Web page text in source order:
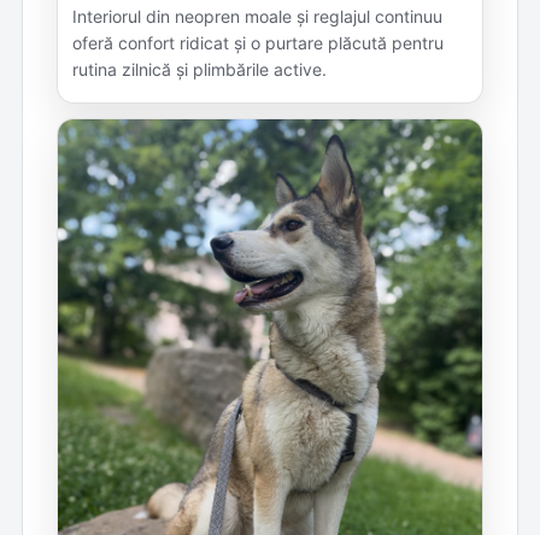
Interiorul din neopren moale și reglajul continuu
oferă confort ridicat și o purtare plăcută pentru
rutina zilnică și plimbările active.